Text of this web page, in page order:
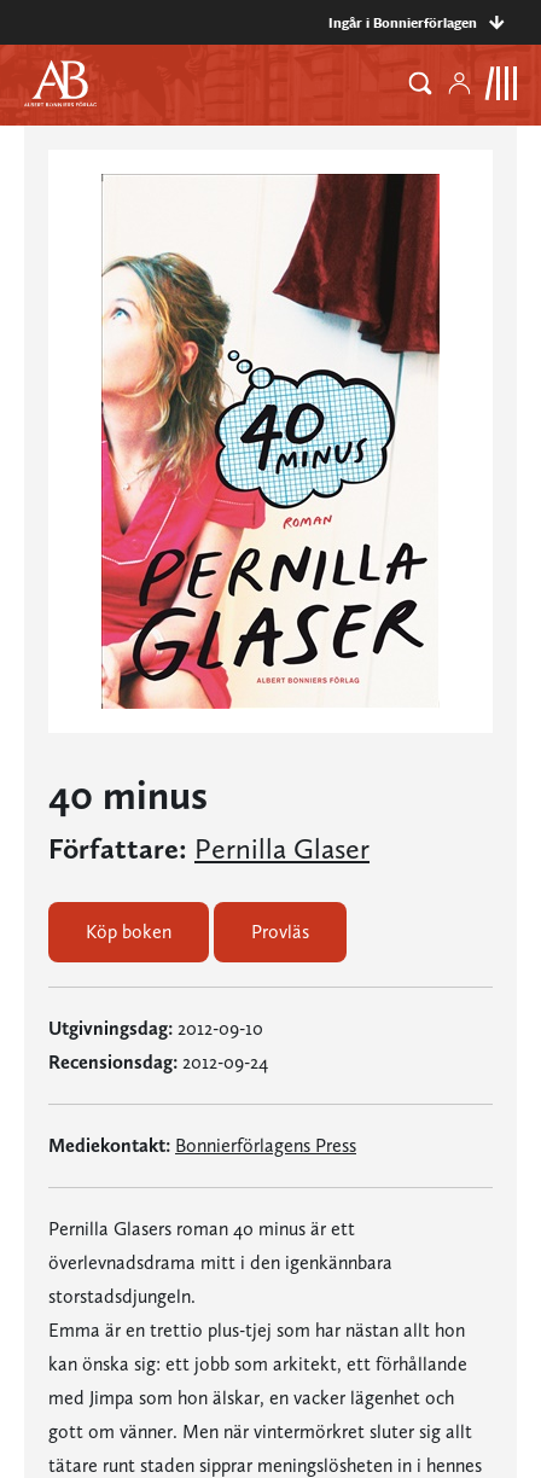
Ingår i Bonnierförlagen
40 minus
Författare: Pernilla Glaser
Köp boken Provläs
Utgivningsdag: 2012-09-10
Recensionsdag: 2012-09-24
Mediekontakt: Bonnierförlagens Press
Pernilla Glasers roman 40 minus är ett
överlevnadsdrama mitt i den igenkännbara
storstadsdjungeln.
Emma är en trettio plus-tjej som har nästan allt hon
kan önska sig: ett jobb som arkitekt, ett förhållande
med Jimpa som hon älskar, en vacker lägenhet och
gott om vänner. Men när vintermörkret sluter sig allt
tätare runt staden sipprar meningslösheten in i hennes